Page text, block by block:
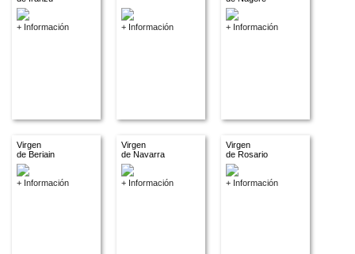
+ Información + Información + Información
Virgen
de Beriain
+ Información
Virgen
de Navarra
+ Información
Virgen
de Rosario
+ Información